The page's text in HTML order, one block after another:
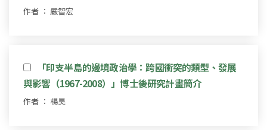
作者 ： 嚴智宏
「印支半島的邊境政治學：跨國衝突的類型、發展
與影響（1967-2008）」博士後研究計畫簡介
作者 ： 楊昊